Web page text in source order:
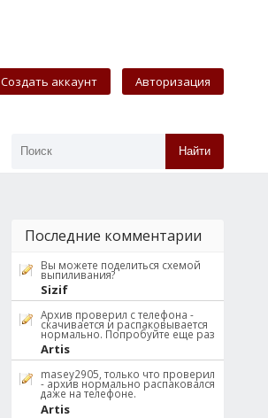
Создать аккаунт Авторизация
Найти
Последние комментарии
Вы можете поделиться схемой
выпиливания?
Sizif
Архив проверил с телефона -
скачивается и распаковывается
нормально. Попробуйте еще раз
Artis
masey2905, только что проверил
- архив нормально распаковался
даже на телефоне.
Artis